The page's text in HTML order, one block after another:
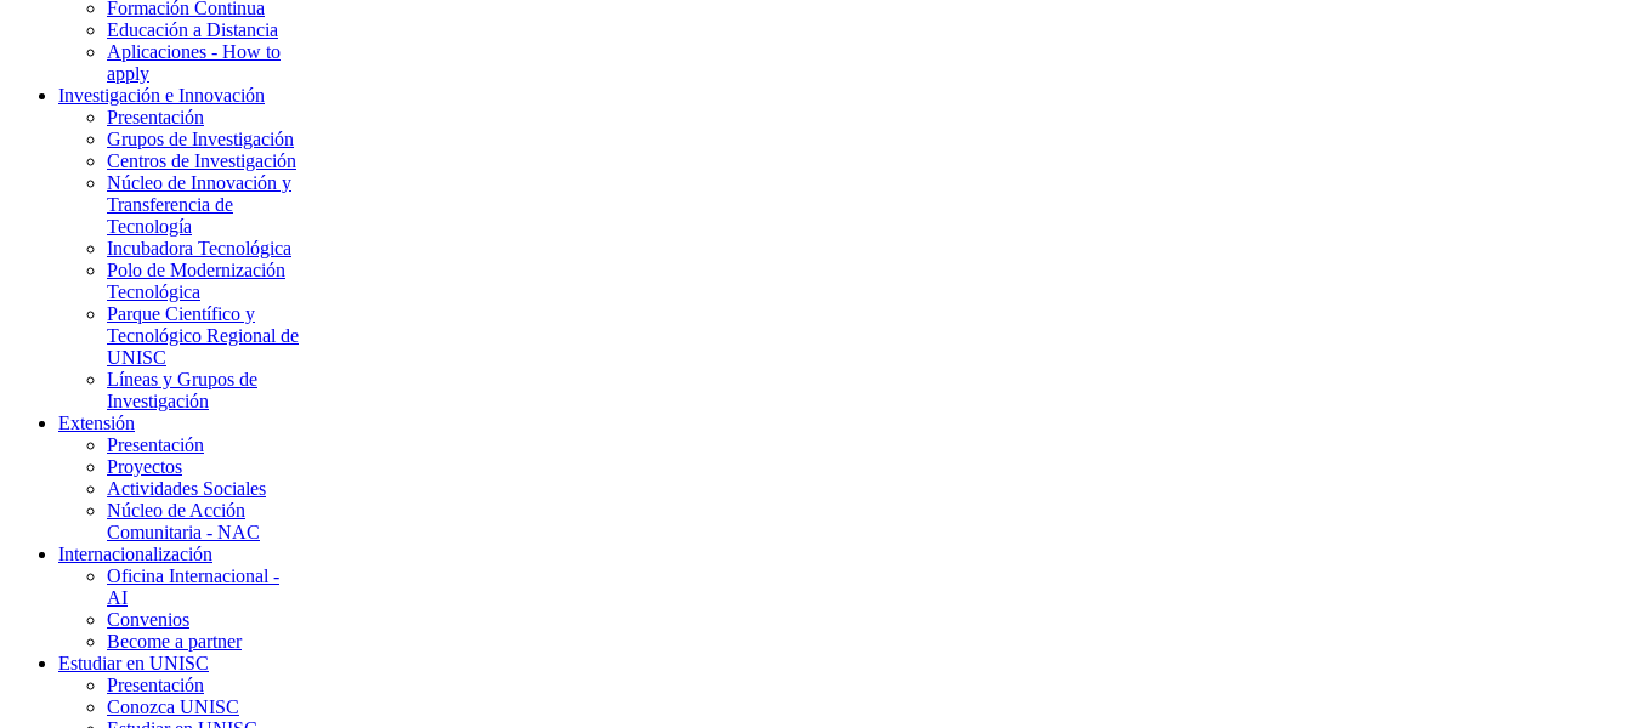
Formación Continua
Educación a Distancia
Aplicaciones - How to
apply
Investigación e Innovación
Presentación
Grupos de Investigación
Centros de Investigación
Núcleo de Innovación y
Transferencia de
Tecnología
Incubadora Tecnológica
Polo de Modernización
Tecnológica
Parque Científico y
Tecnológico Regional de
UNISC
Líneas y Grupos de
Investigación
Extensión
Presentación
Proyectos
Actividades Sociales
Núcleo de Acción
Comunitaria - NAC
Internacionalización
Oficina Internacional -
AI
Convenios
Become a partner
Estudiar en UNISC
Presentación
Conozca UNISC